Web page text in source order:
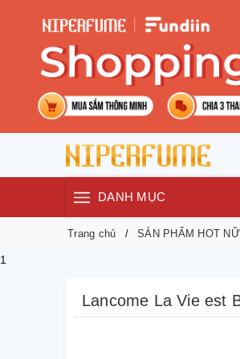
DANH MỤC
Trang chủ SẢN PHẨM HOT NỮ
1
Lancome La Vie est